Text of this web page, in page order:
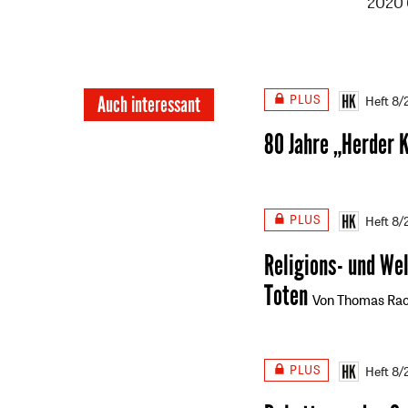
Auch interessant PLUS Heft 8/
80 Jahre „Herder
PLUS Heft 8/
Religions- und
Toten Von Thomas
PLUS Heft 8/